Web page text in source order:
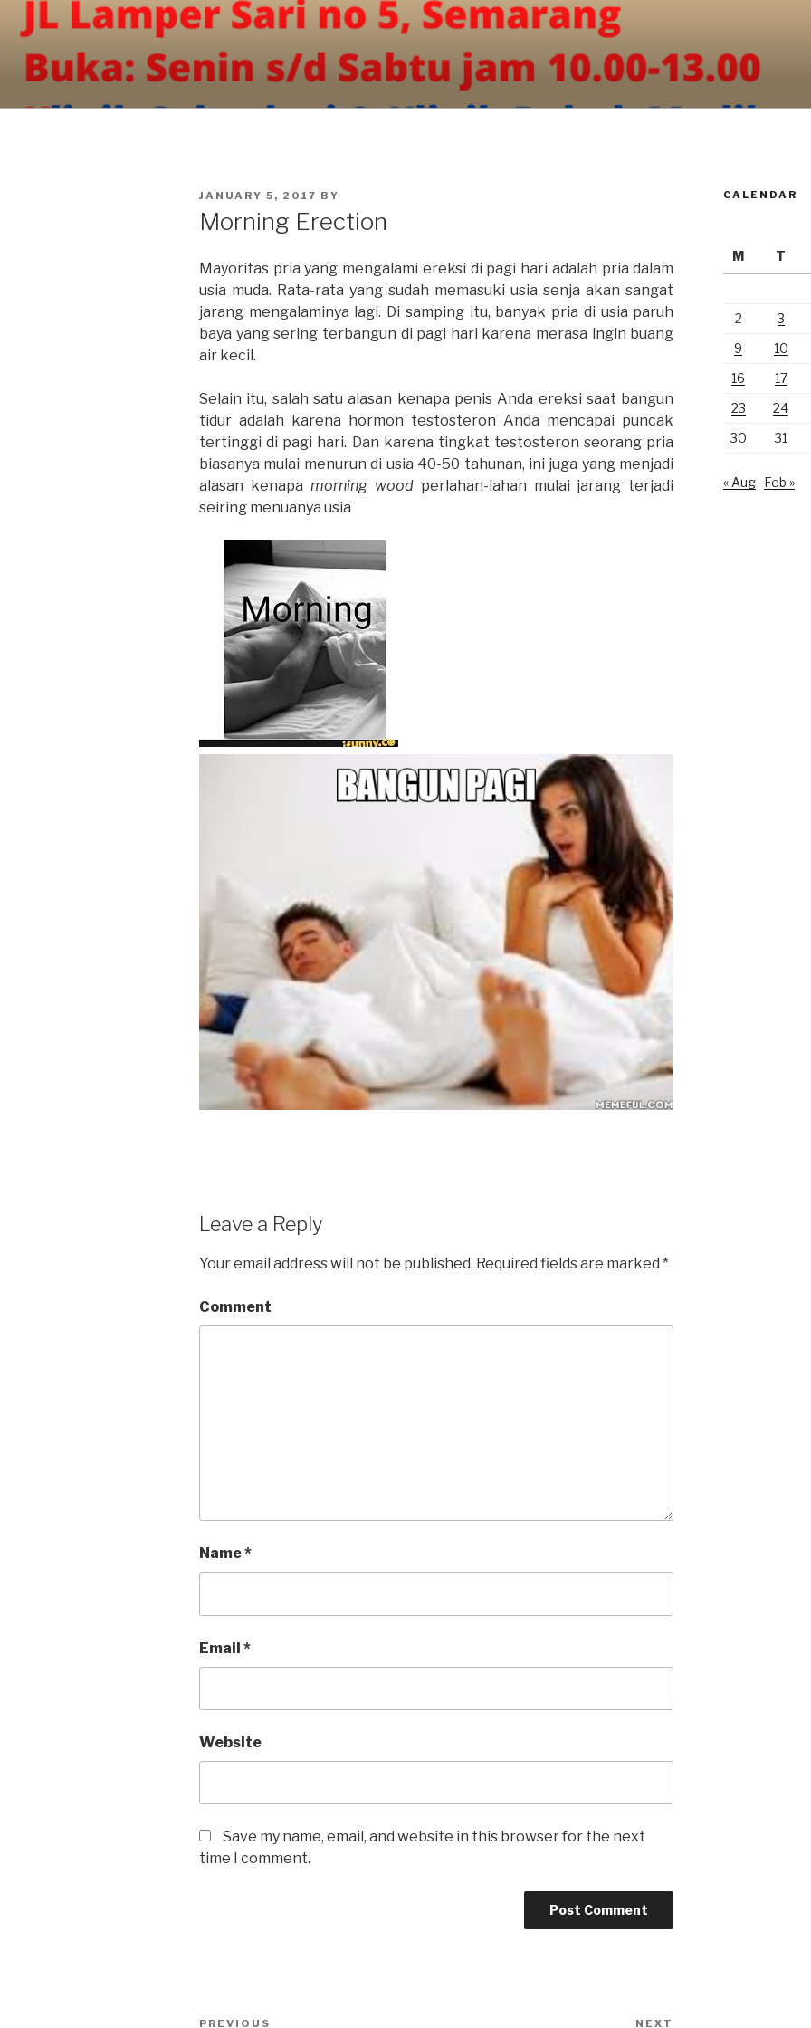
content
POSTED
JANUARY 5, 2017 BY
Morning Erection
Mayoritas pria yang mengalami ereksi di pagi hari adalah pria dalam
usia muda. Rata-rata yang sudah memasuki usia senja akan sangat
jarang mengalaminya lagi. Di samping itu, banyak pria di usia paruh
baya yang sering terbangun di pagi hari karena merasa ingin buang
air kecil.
Selain itu, salah satu alasan kenapa penis Anda ereksi saat bangun
tidur adalah karena hormon testosteron Anda mencapai puncak
tertinggi di pagi hari. Dan karena tingkat testosteron seorang pria
biasanya mulai menurun di usia 40-50 tahunan, ini juga yang menjadi
alasan kenapa morning woodperlahan-lahan mulai jarang terjadi
seiring menuanya usia
Leave a Reply
Your email address will not be published. Required fields are marked *
Comment
Name*
Email *
Website
Save my name, email, and website in this browser for the next
time I comment.
Post
PREVIOUS NEXT
CALENDAR
M
T
2
3
9
10
16
17
23
24
30
31
« Aug Feb »